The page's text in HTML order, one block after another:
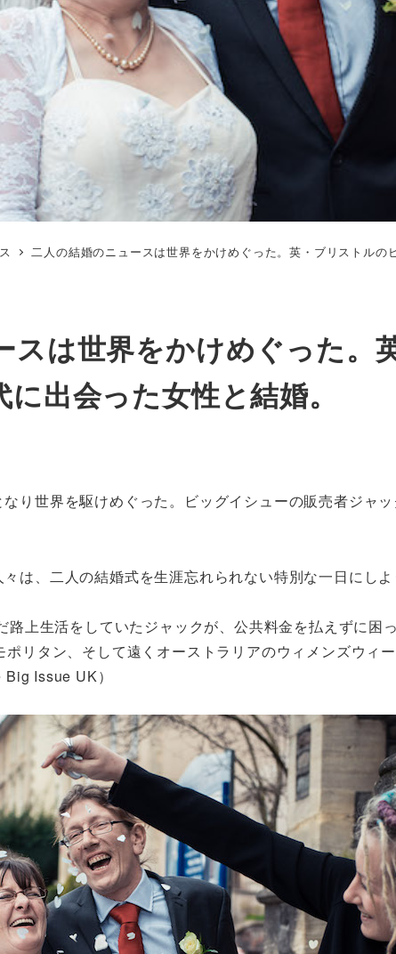
二人の結婚のニュースは世界をかけめぐった。英・ブリストルの
スは世界をかけめぐった。
出会った女性と結婚。
り世界を駆けめぐった。ビッグイシューの販売者ジャ
は、二人の結婚式を生涯忘れられない特別な一日にしよ
上生活をしていたジャックが、公共料金を払えずに
リタン、そして遠くオーストラリアのウィメンズウィー
Issue UK）